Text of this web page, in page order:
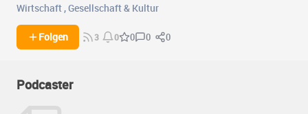
Wirtschaft ,Gesellschaft & Kultur
Folgen 3 0 0 0 0
Podcaster